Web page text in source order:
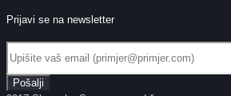
Prijavi se na newsletter